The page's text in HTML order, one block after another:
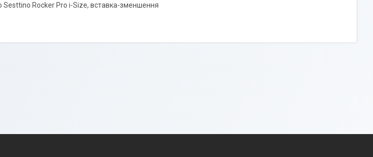
Sesttino Rocker Pro i-Size, вставка-зменшення